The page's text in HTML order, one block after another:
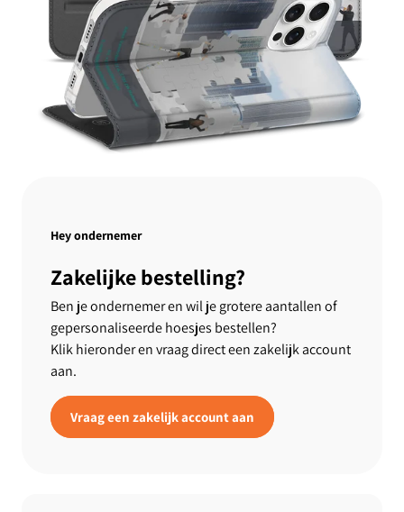
Hey ondernemer
Zakelijke bestelling?
Ben je ondernemer en wil je grotere aantallen of
gepersonaliseerde hoesjes bestellen?
Klik hieronder en vraag direct een zakelijk account
aan.
Vraag een zakelijk account aan